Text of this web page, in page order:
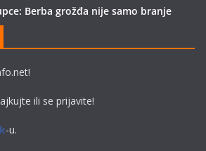
Berba grožđa nije samo branje
ili se prijavite!
-u.